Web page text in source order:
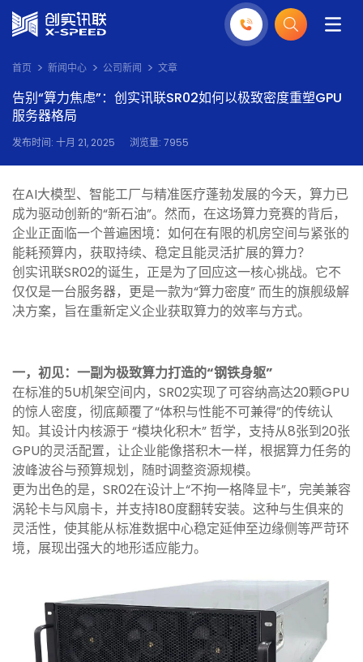
首页 新闻中心 公司新闻 文章
告别“算力焦虑”：创实讯联SR02如何以极致密度重塑GPU
服务器格局
发布时间: 十月 21, 2025 浏览量: 7955
在AI大模型、智能工厂与精准医疗蓬勃发展的今天，算力已
成为驱动创新的“新石油”。然而，在这场算力竞赛的背后，
企业正面临一个普遍困境：如何在有限的机房空间与紧张的
能耗预算内，获取持续、稳定且能灵活扩展的算力？
创实讯联SR02的诞生，正是为了回应这一核心挑战。它不
仅仅是一台服务器，更是一款为“算力密度” 而生的旗舰级解
决方案，旨在重新定义企业获取算力的效率与方式。
一，初见：一副为极致算力打造的“钢铁身躯”
在标准的5U机架空间内，SR02实现了可容纳高达20颗GPU
的惊人密度，彻底颠覆了“体积与性能不可兼得”的传统认
知。其设计内核源于 “模块化积木” 哲学，支持从8张到20张
GPU的灵活配置，让企业能像搭积木一样，根据算力任务的
波峰波谷与预算规划，随时调整资源规模。
更为出色的是，SR02在设计上“不拘一格降显卡”，完美兼容
涡轮卡与风扇卡，并支持180度翻转安装。这种与生俱来的
灵活性，使其能从标准数据中心稳定延伸至边缘侧等严苛环
境，展现出强大的地形适应能力。